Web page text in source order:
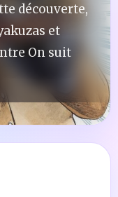
découverte,
et
On suit